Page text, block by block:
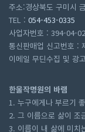
주소:경상북도 구미시
TEL : 054-453-0335
사업자번호 : 394-04-
통신판매업 신고번호 :
이메일 무딘수집 및 광
한울작명원의 바램
1. 누구에게나 부르기
2. 그 이름으로 삶이 조
3. 이름이 내 삶에 미치